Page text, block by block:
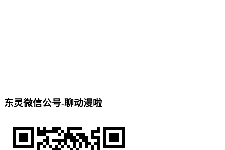
东灵微信公号-聊动漫啦